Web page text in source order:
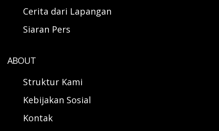
Cerita dari Lapangan
Siaran Pers
ABOUT
Struktur Kami
Kebijakan Sosial
Kontak